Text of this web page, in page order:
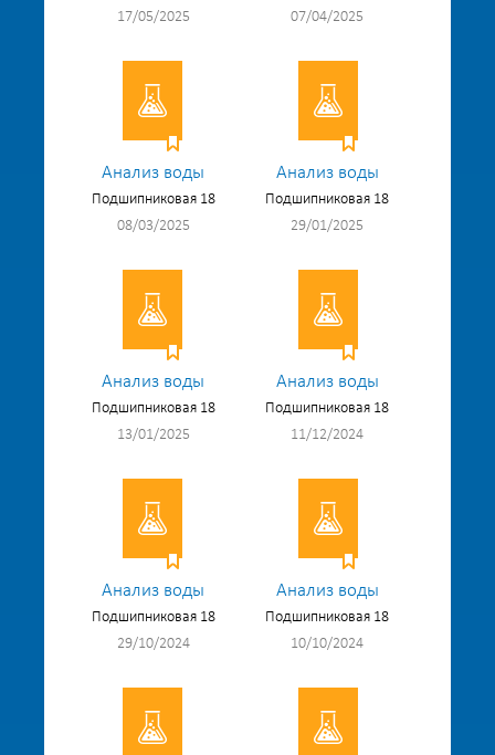
17/05/2025
07/04/2025
Анализ воды
Подшипниковая 18
08/03/2025
Анализ воды
Подшипниковая 18
29/01/2025
Анализ воды
Подшипниковая 18
13/01/2025
Анализ воды
Подшипниковая 18
11/12/2024
Анализ воды
Подшипниковая 18
29/10/2024
Анализ воды
Подшипниковая 18
10/10/2024